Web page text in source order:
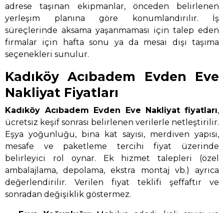
adrese taşınan ekipmanlar, önceden belirlenen
yerleşim planına göre konumlandırılır. İş
süreçlerinde aksama yaşanmaması için talep eden
firmalar için hafta sonu ya da mesai dışı taşıma
seçenekleri sunulur.
Kadıköy Acıbadem Evden Eve
Nakliyat Fiyatları
Kadıköy Acıbadem Evden Eve Nakliyat fiyatları,
ücretsiz keşif sonrası belirlenen verilerle netleştirilir.
Eşya yoğunluğu, bina kat sayısı, merdiven yapısı,
mesafe ve paketleme tercihi fiyat üzerinde
belirleyici rol oynar. Ek hizmet talepleri (özel
ambalajlama, depolama, ekstra montaj vb.) ayrıca
değerlendirilir. Verilen fiyat teklifi şeffaftır ve
sonradan değişiklik göstermez.